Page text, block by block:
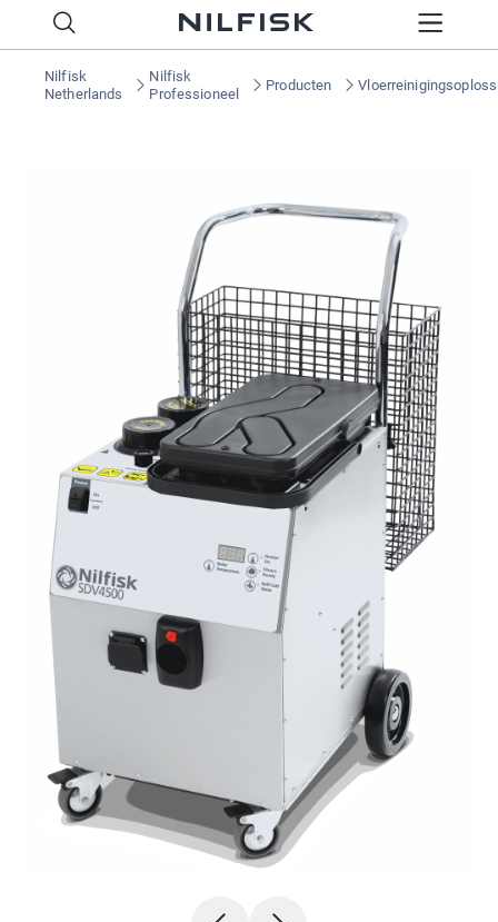
Nilfisk
Netherlands
Nilfisk
Professioneel
Producten